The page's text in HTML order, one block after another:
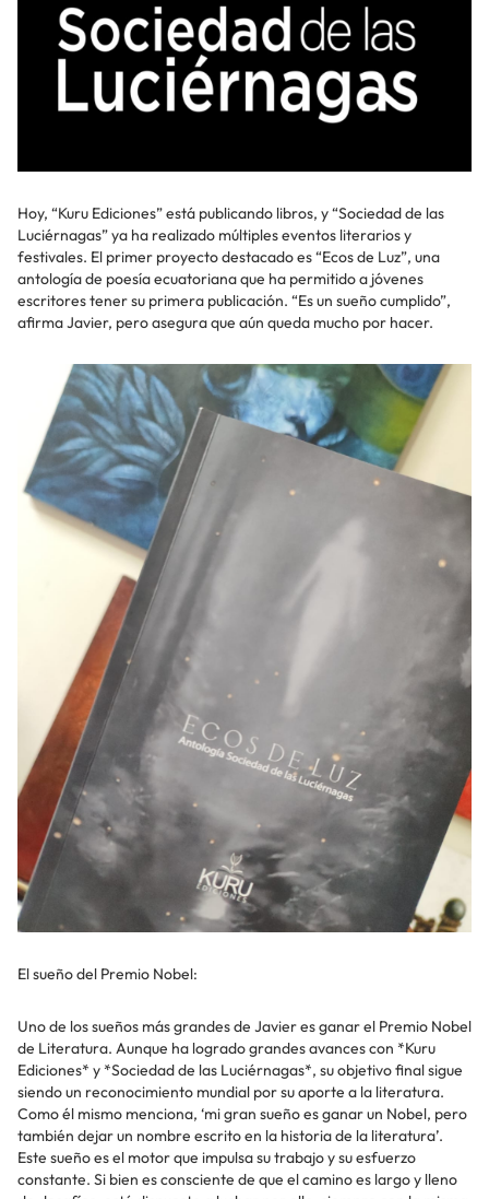
Hoy, “Kuru Ediciones” está publicando libros, y “Sociedad de las
Luciérnagas” ya ha realizado múltiples eventos literarios y
festivales. El primer proyecto destacado es “Ecos de Luz”, una
antología de poesía ecuatoriana que ha permitido a jóvenes
escritores tener su primera publicación. “Es un sueño cumplido”,
afirma Javier, pero asegura que aún queda mucho por hacer.
El sueño del Premio Nobel:
Uno de los sueños más grandes de Javier es ganar el Premio Nobel
de Literatura. Aunque ha logrado grandes avances con *Kuru
Ediciones* y *Sociedad de las Luciérnagas*, su objetivo final sigue
siendo un reconocimiento mundial por su aporte a la literatura.
Como él mismo menciona, ‘mi gran sueño es ganar un Nobel, pero
también dejar un nombre escrito en la historia de la literatura’.
Este sueño es el motor que impulsa su trabajo y su esfuerzo
constante. Si bien es consciente de que el camino es largo y lleno